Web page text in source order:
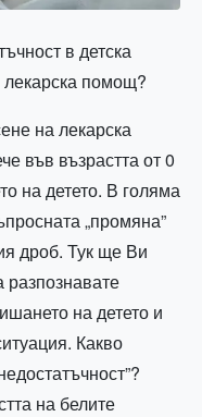
в детска
помощ?
на лекарска
във възрастта от 0
на детето. В голяма
„промяна”
дроб. Тук ще Ви
разпознавате
на детето и
Какво
на белите